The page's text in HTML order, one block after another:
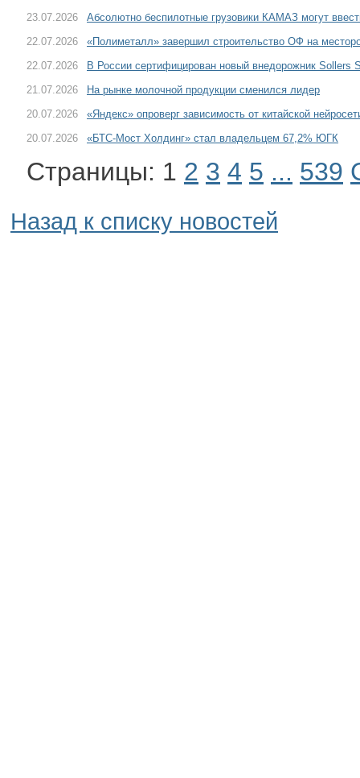
23.07.2026
Абсолютно беспилотные грузовики КАМАЗ могут
22.07.2026
«Полиметалл» завершил строительство ОФ на
22.07.2026
В России сертифицирован новый внедорожник Sollers
21.07.2026
На рынке молочной продукции сменился лидер
20.07.2026
«Яндекс» опроверг зависимость от китайской
20.07.2026
«БТС-Мост Холдинг» стал владельцем 67,2% ЮГК
Страницы: 1 2 3 4 5 ... 539
Назад к списку новостей